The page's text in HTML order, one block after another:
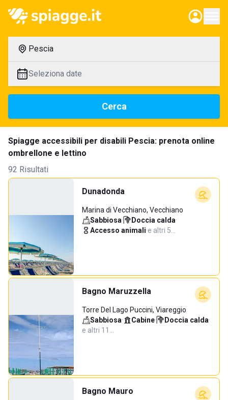
Pescia
Seleziona date
Cerca
Spiagge accessibili per disabili Pescia: prenota online
ombrellone e lettino
92 Risultati
Dunadonda
Marina di Vecchiano, Vecchiano
Sabbiosa· Doccia calda·
Accesso animali·e altri 5…
Bagno Maruzzella
Torre Del Lago Puccini, Viareggio
Sabbiosa· Cabine· Doccia calda·
e altri 11…
Bagno Mauro